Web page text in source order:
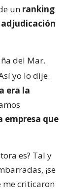
un ranking
del Mar.
yo lo dije.
era la
empresa que
es? Tal y
¡se
me criticaron